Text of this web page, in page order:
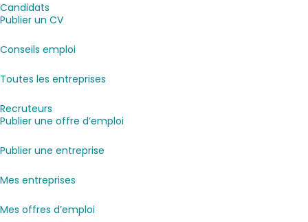
Candidats
Publier un CV
Conseils emploi
Toutes les entreprises
Recruteurs
Publier une offre d’emploi
Publier une entreprise
Mes entreprises
Mes offres d’emploi